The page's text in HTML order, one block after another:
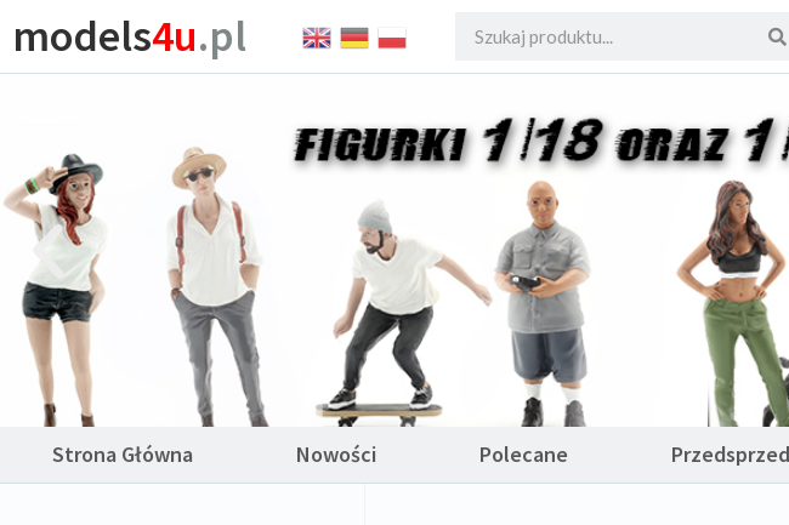
models4u.pl
Strona Główna Nowości Polecane